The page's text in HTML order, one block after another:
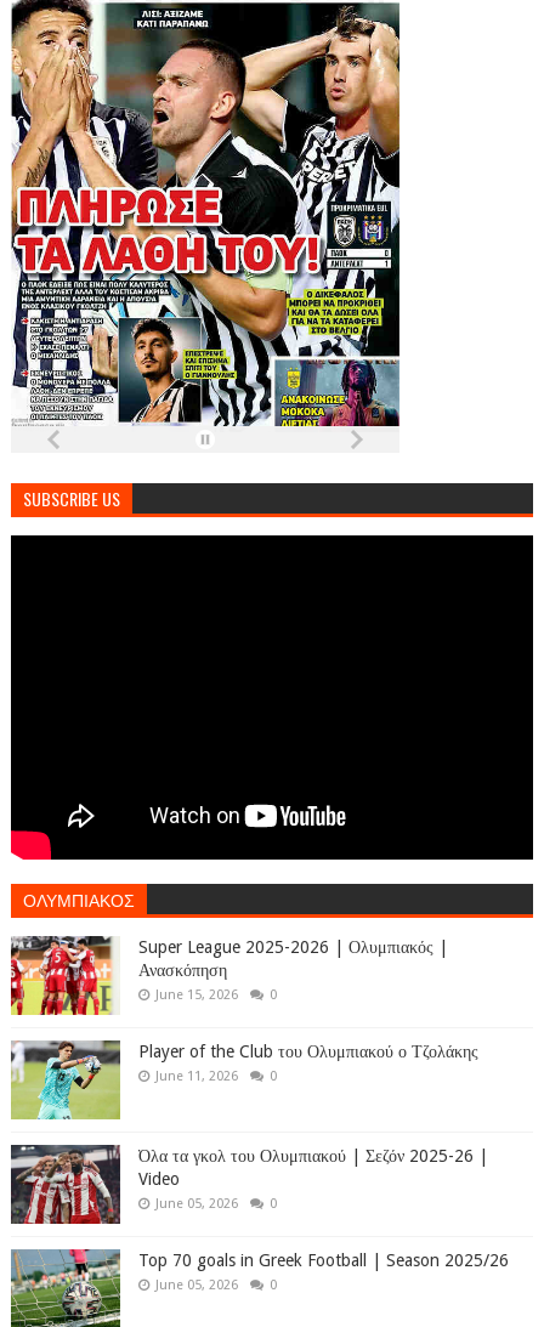
SUBSCRIBE US
ΟΛΥΜΠΙΑΚΟΣ
Super League 2025-2026 | Ολυμπιακός |
Ανασκόπηση
June 15, 2026 0
Player of the Club του Ολυμπιακού ο Τζολάκης
June 11, 2026 0
Όλα τα γκολ του Ολυμπιακού | Σεζόν 2025-26 |
Video
June 05, 2026 0
Top 70 goals in Greek Football | Season 2025/26
June 05, 2026 0